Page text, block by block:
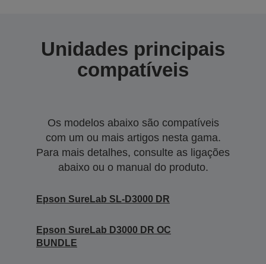
Unidades principais
compatíveis
Os modelos abaixo são compatíveis
com um ou mais artigos nesta gama.
Para mais detalhes, consulte as ligações
abaixo ou o manual do produto.
Epson SureLab SL-D3000 DR
Epson SureLab D3000 DR OC
BUNDLE